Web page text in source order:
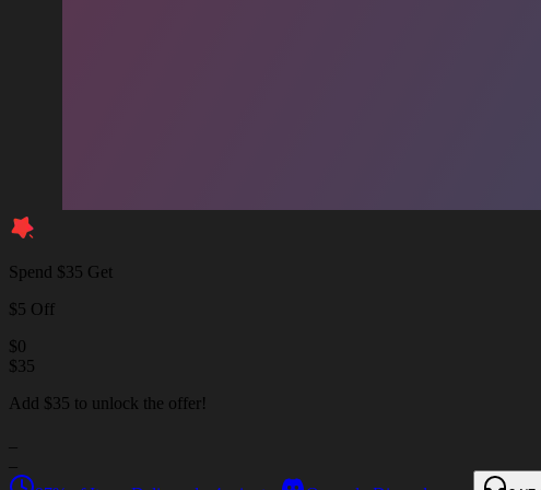
Spend $35 Get
$5 Off
$0
$35
Add $35 to unlock the offer!